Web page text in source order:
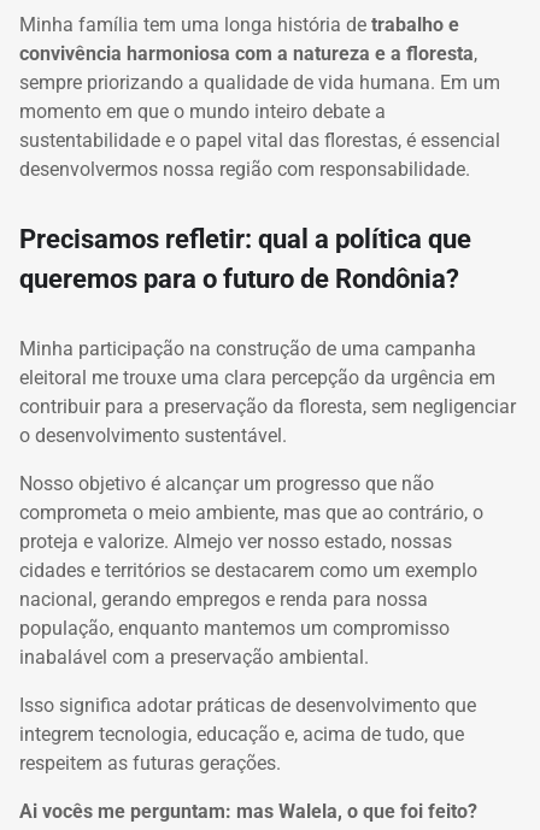
Minha família tem uma longa história de trabalho e
convivência harmoniosa com a natureza e a floresta,
sempre priorizando a qualidade de vida humana. Em um
momento em que o mundo inteiro debate a
sustentabilidade e o papel vital das florestas, é essencial
desenvolvermos nossa região com responsabilidade.
Precisamos refletir: qual a política que
queremos para o futuro de Rondônia?
Minha participação na construção de uma campanha
eleitoral me trouxe uma clara percepção da urgência em
contribuir para a preservação da floresta, sem negligenciar
o desenvolvimento sustentável.
Nosso objetivo é alcançar um progresso que não
comprometa o meio ambiente, mas que ao contrário, o
proteja e valorize. Almejo ver nosso estado, nossas
cidades e territórios se destacarem como um exemplo
nacional, gerando empregos e renda para nossa
população, enquanto mantemos um compromisso
inabalável com a preservação ambiental.
Isso significa adotar práticas de desenvolvimento que
integrem tecnologia, educação e, acima de tudo, que
respeitem as futuras gerações.
Ai vocês me perguntam: mas Walela, o que foi feito?